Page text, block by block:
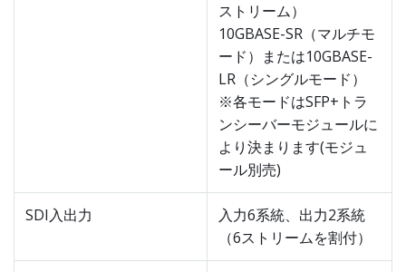
ストリーム）
10GBASE-SR（マルチモ
ード）または10GBASE-
LR（シングルモード）
※各モードはSFP+トラ
ンシーバーモジュールに
より決まります(モジュ
ール別売)
SDI入出力
入力6系統、出力2系統
（6ストリームを割付）